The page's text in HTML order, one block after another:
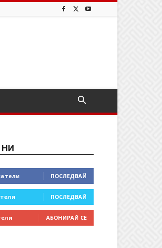
НИ
ПОСЛЕДВАЙ
ПОСЛЕДВАЙ
АБОНИРАЙ СЕ